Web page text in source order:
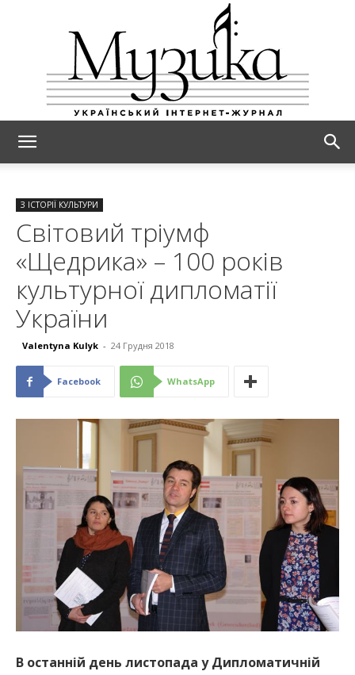
З ІСТОРІЇ КУЛЬТУРИ
Світовий тріумф
«Щедрика» – 100 років
культурної дипломатії
України
Valentyna Kulyk - 24 Грудня 2018
Facebook WhatsApp
В останній день листопада у Дипломатичній